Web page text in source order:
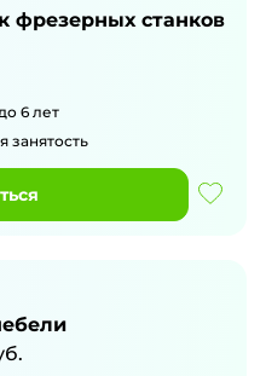
фрезерных станков
6 лет
занятость